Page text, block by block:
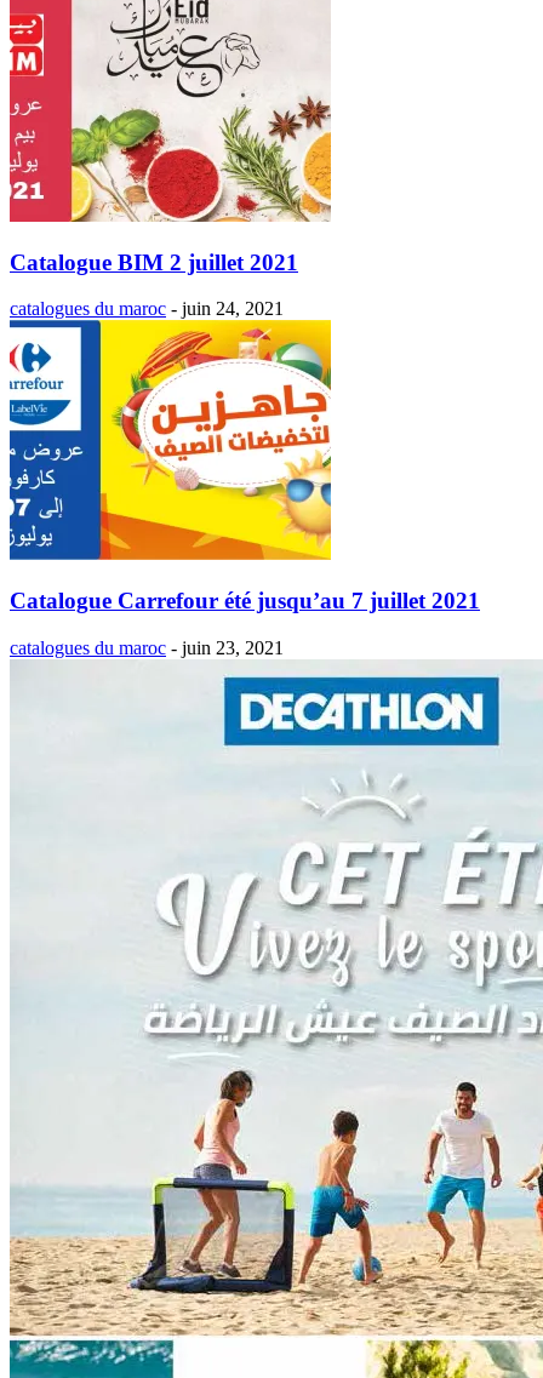
Catalogue BIM 2 juillet 2021
catalogues du maroc - juin 24, 2021
Catalogue Carrefour été jusqu’au 7 juillet 2021
catalogues du maroc - juin 23, 2021